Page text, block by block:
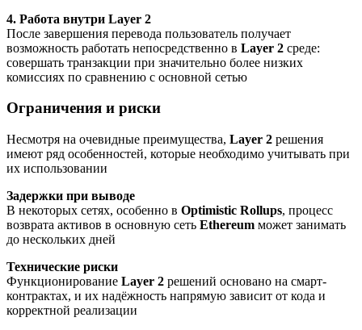
4. Работа внутри Layer 2
После завершения перевода пользователь получает
возможность работать непосредственно в Layer 2 среде:
совершать транзакции при значительно более низких
комиссиях по сравнению с основной сетью
Ограничения и риски
Несмотря на очевидные преимущества, Layer 2 решения
имеют ряд особенностей, которые необходимо учитывать при
их использовании
Задержки при выводе
В некоторых сетях, особенно в Optimistic Rollups, процесс
возврата активов в основную сеть Ethereum может занимать
до нескольких дней
Технические риски
Функционирование Layer 2 решений основано на смарт-
контрактах, и их надёжность напрямую зависит от кода и
корректной реализации